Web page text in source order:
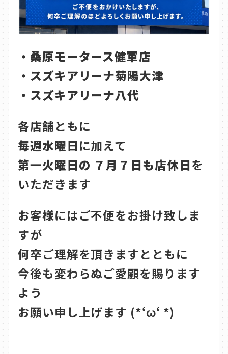
・桑原モータース健軍店
・スズキアリーナ菊陽大津
・スズキアリーナ八代
各店舗ともに
毎週水曜日に加えて
第一火曜日の ７月７日も店休日を
いただきます
お客様にはご不便をお掛け致しま
すが
何卒ご理解を頂きますとともに
今後も変わらぬご愛顧を賜ります
よう
お願い申し上げます (*‘ω‘ *)